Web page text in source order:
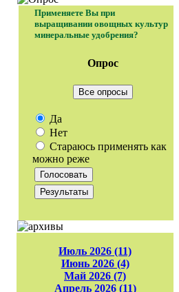
Применяете Вы при
выращивании овощных культур
минеральные удобрения?
Опрос
Все опросы
Да
Нет
Стараюсь применять как
можно реже
Июль 2026 (11)
Июнь 2026 (4)
Май 2026 (7)
Апрель 2026 (11)